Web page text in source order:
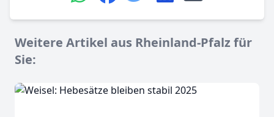
Weitere Artikel aus Rheinland-Pfalz für
Sie: